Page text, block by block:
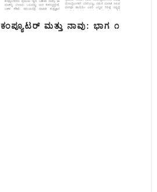
ಕಂಪ್ಯೂಟರ್ ಮತ್ತು ನಾವು: ಭಾಗ ೧